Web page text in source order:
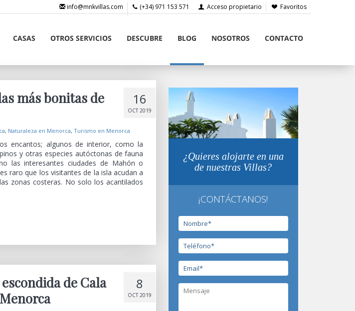
Favoritos
Acceso propietario
(+34) 971 153 571
info@mnkvillas.com
CASAS OTROS SERVICIOS DESCUBRE BLOG NOSOTROS CONTACTO
16
OCT 2019
más bonitas de
, Naturaleza en Menorca, Turismo en Menorca
encantos; algunos de interior, como la
y otras especies autóctonas de fauna
las interesantes ciudades de Mahón o
raro que los visitantes de la isla acudan a
zonas costeras. No solo los acantilados
8
OCT 2019
de Cala
¿Quieres alojarte en una
de nuestras Villas?
¡CONTÁCTANOS!